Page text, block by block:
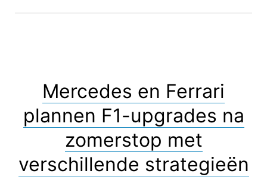
Mercedes en Ferrari
plannen F1-upgrades na
zomerstop met
verschillende strategieën